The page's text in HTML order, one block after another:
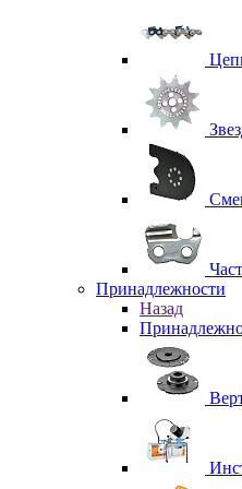
Принадлежности
Назад